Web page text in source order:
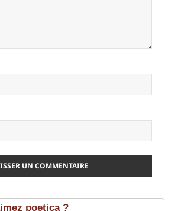
poetica ?